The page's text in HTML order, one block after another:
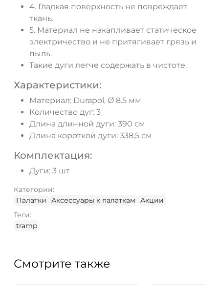
4. Гладкая поверхность не повреждает
ткань.
5. Материал не накапливает статическое
электричество и не притягивает грязь и
пыль.
Такие дуги легче содержать в чистоте.
Характеристики:
Материал: Durapol, Ø 8.5 мм
Количество дуг: 3
Длина длинной дуги: 390 см
Длина короткой дуги: 338,5 см
Комплектация:
Дуги: 3 шт
Категории:
Палатки
Аксессуары к палаткам
Акции
Теги:
tramp
Смотрите также